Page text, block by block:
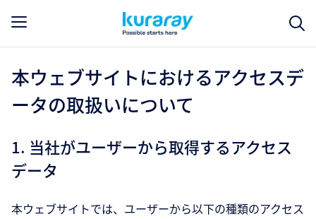
本ウェブサイトにおけるアクセスデ
ータの取扱いについて
1. 当社がユーザーから取得するアクセス
データ
本ウェブサイトでは、ユーザーから以下の種類のアクセス